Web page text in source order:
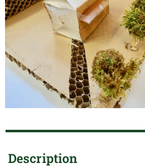
Description